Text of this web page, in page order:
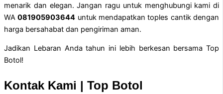
menarik dan elegan. Jangan ragu untuk menghubungi kami di
WA081905903644 untuk mendapatkan toples cantik dengan
harga bersahabat dan pengiriman aman.
Jadikan Lebaran Anda tahun ini lebih berkesan bersama Top
Botol!
Kontak Kami | Top Botol